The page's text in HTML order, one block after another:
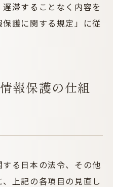
滞することなく内容を
護に関する規定」に従
報保護の仕組
る日本の法令、その他
上記の各項目の見直し